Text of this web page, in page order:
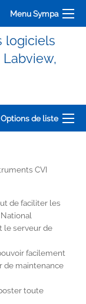
Menu Sympa
logiciels
Labview,
Options de liste
CVI
de faciliter les
le serveur de
facilement
de maintenance
toute